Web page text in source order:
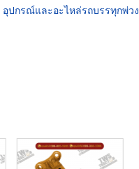
อุปกรณ์และอะไหล่รถบรรทุกพ่วง